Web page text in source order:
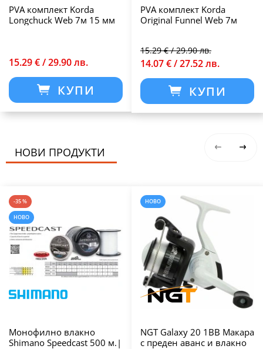
PVA комплект Korda
Longchuck Web 7м 15 мм
15.29 € / 29.90 лв.
КУПИ
PVA комплект Korda
Original Funnel Web 7м
15.29 € / 29.90 лв.
14.07 € / 27.52 лв.
КУПИ
НОВИ ПРОДУКТИ
-35 %
НОВО
Монофилно влакно
Shimano Speedcast 500 м.|
НОВО
NGT Galaxy 20 1BB Макара
с преден аванс и влакно